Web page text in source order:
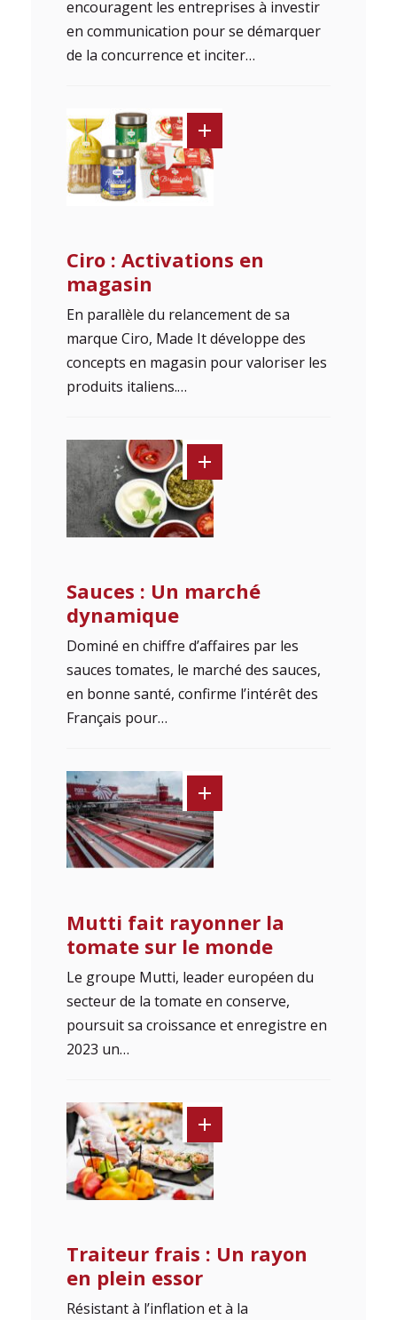
encouragent les entreprises à investir
en communication pour se démarquer
de la concurrence et inciter…
Ciro : Activations en
magasin
En parallèle du relancement de sa
marque Ciro, Made It développe des
concepts en magasin pour valoriser les
produits italiens.…
Sauces : Un marché
dynamique
Dominé en chiffre d’affaires par les
sauces tomates, le marché des sauces,
en bonne santé, confirme l’intérêt des
Français pour…
Mutti fait rayonner la
tomate sur le monde
Le groupe Mutti, leader européen du
secteur de la tomate en conserve,
poursuit sa croissance et enregistre en
2023 un…
Traiteur frais : Un rayon
en plein essor
Résistant à l’inflation et à la